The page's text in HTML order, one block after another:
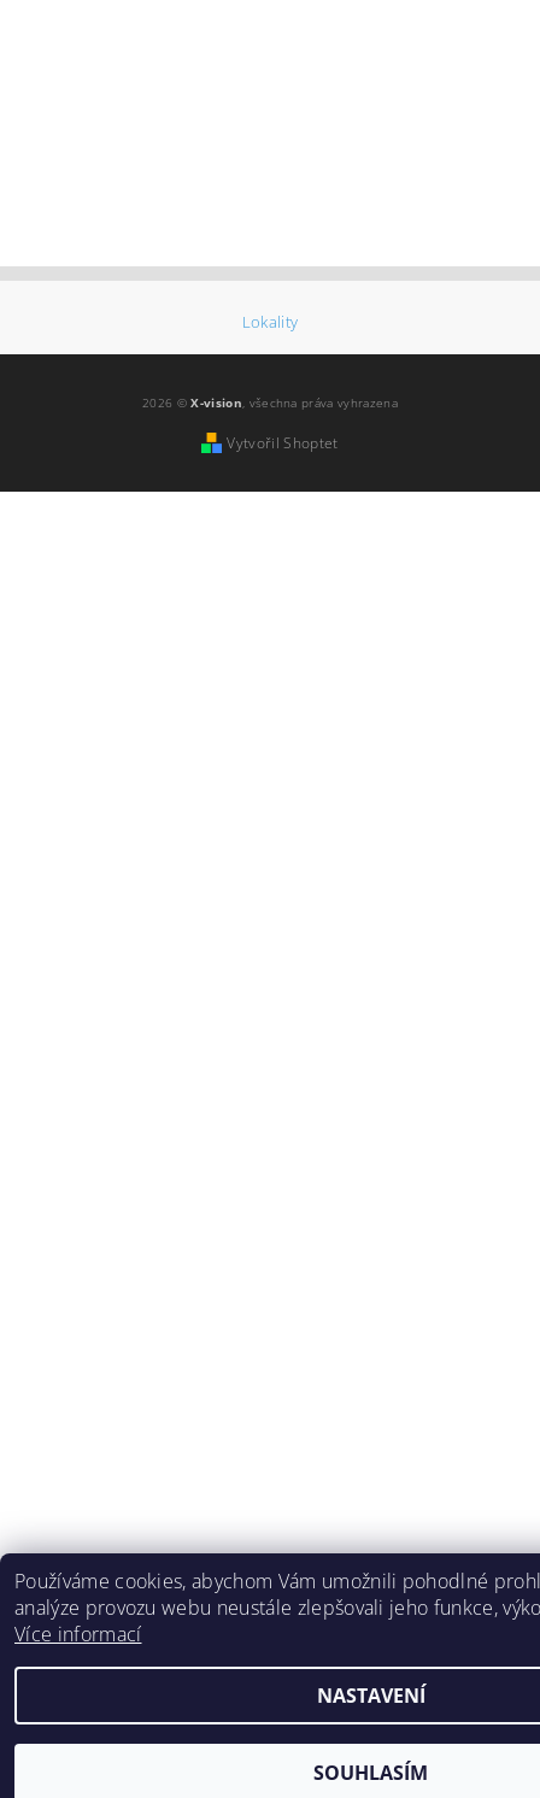
Lokality
2026 ©X-vision, všechna práva vyhrazena
Vytvořil Shoptet
Používáme cookies, abychom Vám umožnili pohodlné
analýze provozu webu neustále zlepšovali jeho funkce,
Více informací
NASTAVENÍ
SOUHLASÍM